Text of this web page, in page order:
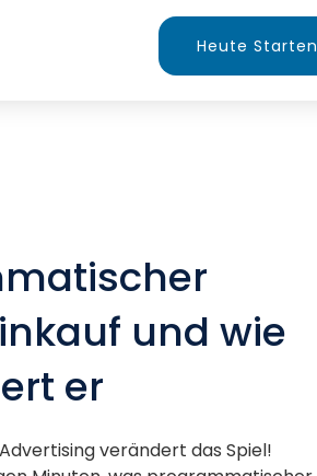
Heute Starten
und wie
er
verändert das Spiel!